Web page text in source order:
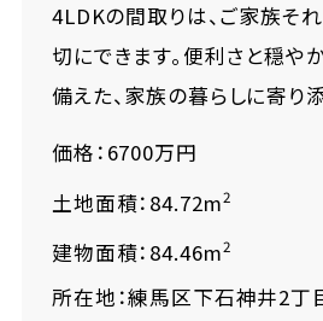
4LDKの間取りは、ご家族そ
切にできます。便利さと穏や
備えた、家族の暮らしに寄り
価格：6700万円
土地面積：84.72m2
建物面積：84.46m2
所在地：練馬区下石神井2丁